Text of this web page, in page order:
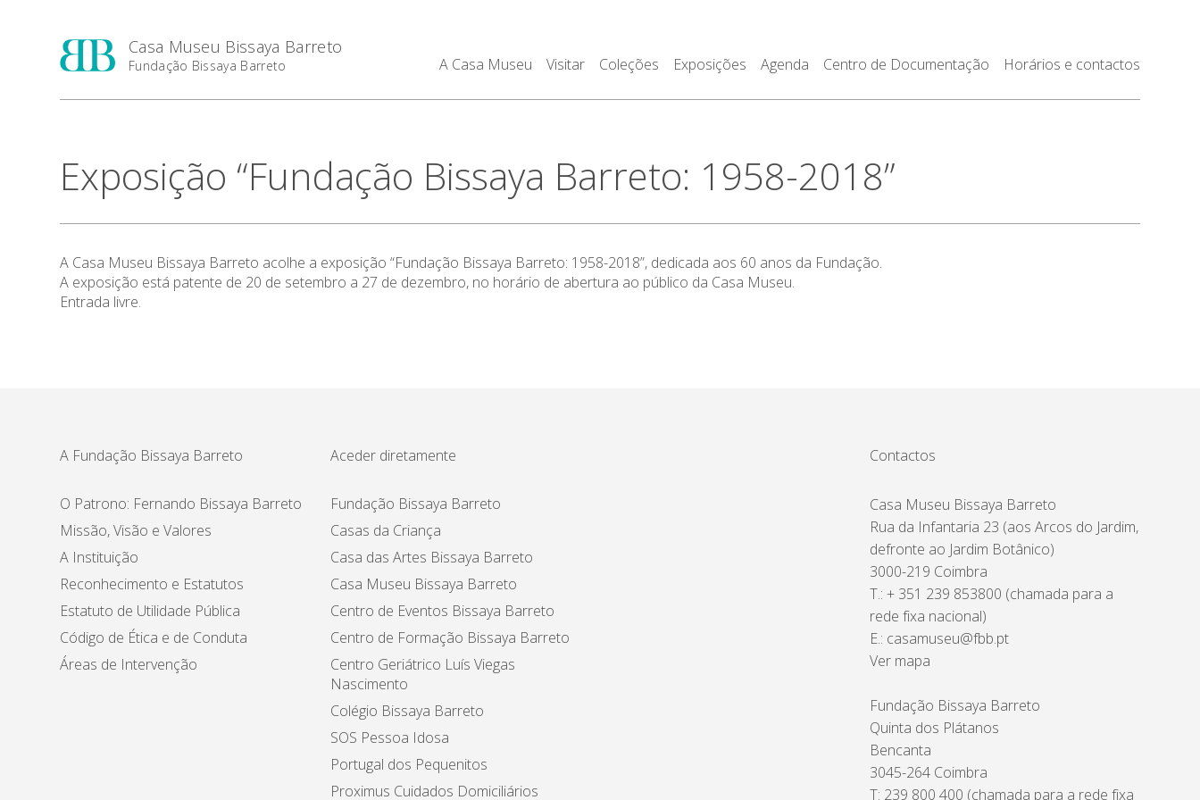
Casa Museu Bissaya Barreto
Fundação Bissaya Barreto A Casa Museu Visitar Coleções Exposições Agenda Centro de Documentação Horários e contactos
Exposição “Fundação Bissaya Barreto: 1958-2018”
A Casa Museu Bissaya Barreto acolhe a exposição “Fundação Bissaya Barreto: 1958-2018”, dedicada aos 60 anos da Fundação.
A exposição está patente de 20 de setembro a 27 de dezembro, no horário de abertura ao público da Casa Museu.
Entrada livre.
A Fundação Bissaya Barreto
O Patrono: Fernando Bissaya Barreto
Missão, Visão e Valores
A Instituição
Reconhecimento e Estatutos
Estatuto de Utilidade Pública
Código de Ética e de Conduta
Áreas de Intervenção
Aceder diretamente
Fundação Bissaya Barreto
Casas da Criança
Casa das Artes Bissaya Barreto
Casa Museu Bissaya Barreto
Centro de Eventos Bissaya Barreto
Centro de Formação Bissaya Barreto
Centro Geriátrico Luís Viegas
Nascimento
Colégio Bissaya Barreto
SOS Pessoa Idosa
Portugal dos Pequenitos
Proximus Cuidados Domiciliários
Contactos
Casa Museu Bissaya Barreto
Rua da Infantaria 23 (aos Arcos do Jardim,
defronte ao Jardim Botânico)
3000-219 Coimbra
T.: + 351 239 853800 (chamada para a
rede fixa nacional)
E.: casamuseu@fbb.pt
Ver mapa
Fundação Bissaya Barreto
Quinta dos Plátanos
Bencanta
3045-264 Coimbra
T: 239 800 400 (chamada para a rede fixa